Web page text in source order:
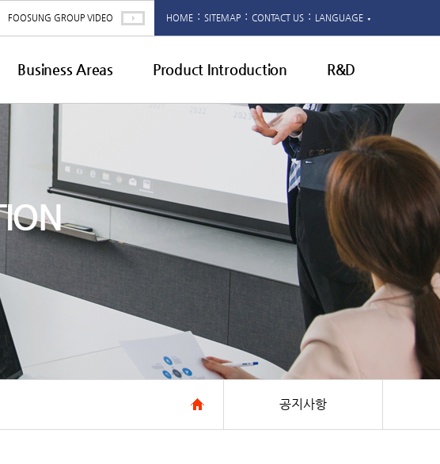
FOOSUNG GROUP VIDEO HOME : SITEMAP : CONTACT US : LANGUAGE ▼
Business Areas Product Introduction R&D
공지사항